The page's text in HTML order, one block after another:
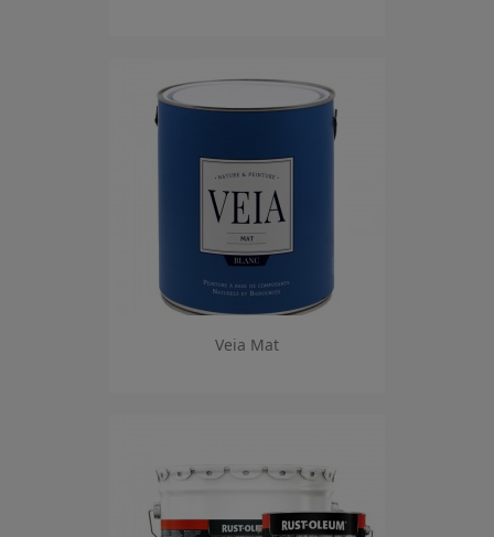
Veia Mat